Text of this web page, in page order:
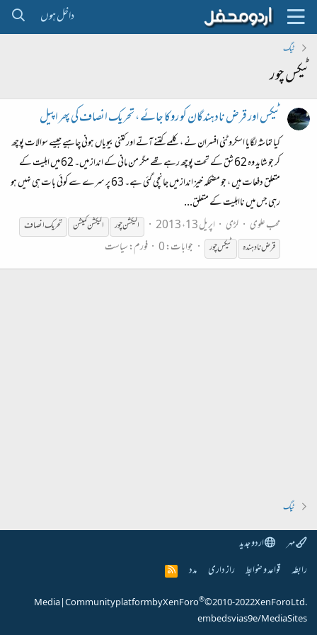
داخل ہوں
ٹیگ
ٹیکس چور
ٹیکس اور قرض نادہندگان کو روکا جائے ، تحریک انصاف کی پھر اپیل
کیا تماشہ لگایا اسکروٹنی افسران نے ، کلمے کتنے آتے اور کتنی بیویاں ہونی چاہیے جیسے سوالات پوچھ
کر جو شاید وہ 62 شق کے تحت پوچھ رہے تھے مگر من مانی کے انداز میں۔ 62 میں اہلیت کے
متعلق دفعات ہیں ، جو مضحکہ خیز انداز میں جانچی گئی ہے۔ 63 پر سرے سے کوئی بات ہی نہیں ہو
رہی جس میں نااہلیت کے متعلق...
محب علوی
لڑی اپریل 13، 2013 الیکشنچور الیکشن کمیشن
تحریک انصاف
قرض نادہندہ
ٹیکسچور جوابات: 0 فورم:سیاست
ٹیگ
مہر
اردو جدید
رابطہ قواعد و ضوابط راز داری مدد
R
S
Community platform by XenForo®© 2010-2022 XenForo Ltd.
|
Media
embeds via s9e/MediaSites